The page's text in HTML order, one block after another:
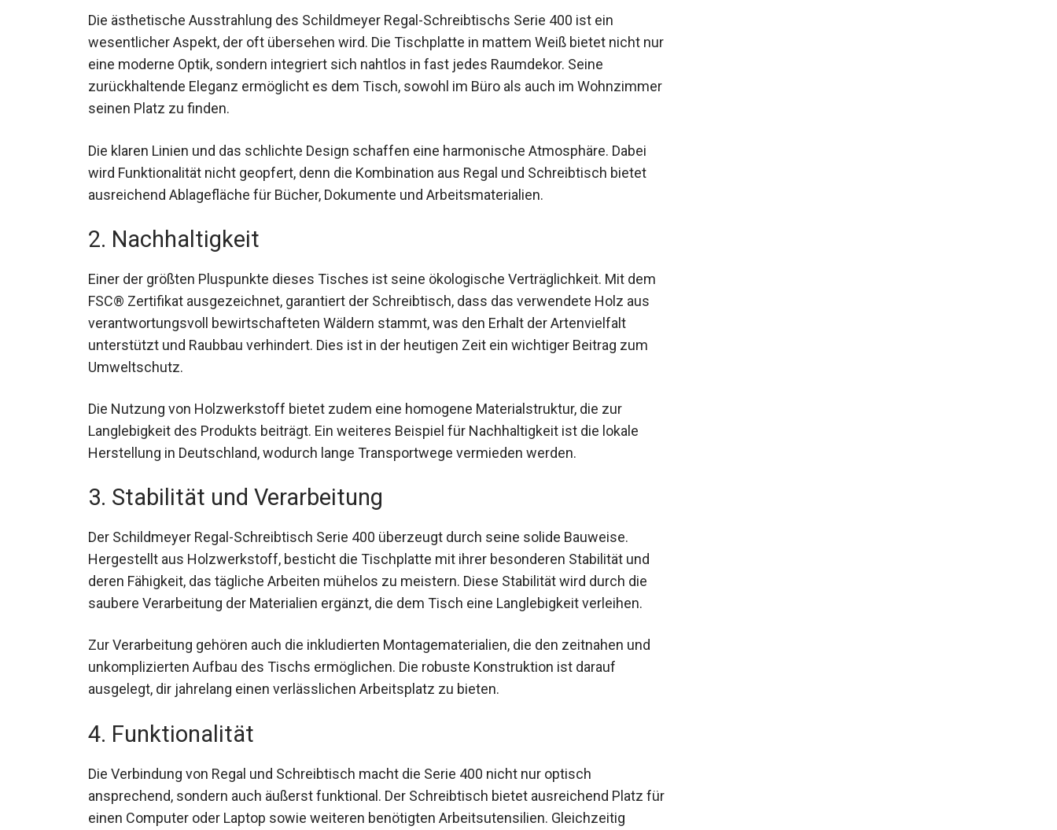
Die ästhetische Ausstrahlung des Schildmeyer Regal-Schreibtischs Serie 400 ist ein
wesentlicher Aspekt, der oft übersehen wird. Die Tischplatte in mattem Weiß bietet nicht nur
eine moderne Optik, sondern integriert sich nahtlos in fast jedes Raumdekor. Seine
zurückhaltende Eleganz ermöglicht es dem Tisch, sowohl im Büro als auch im Wohnzimmer
seinen Platz zu finden.
Die klaren Linien und das schlichte Design schaffen eine harmonische Atmosphäre. Dabei
wird Funktionalität nicht geopfert, denn die Kombination aus Regal und Schreibtisch bietet
ausreichend Ablagefläche für Bücher, Dokumente und Arbeitsmaterialien.
2. Nachhaltigkeit
Einer der größten Pluspunkte dieses Tisches ist seine ökologische Verträglichkeit. Mit dem
FSC® Zertifikat ausgezeichnet, garantiert der Schreibtisch, dass das verwendete Holz aus
verantwortungsvoll bewirtschafteten Wäldern stammt, was den Erhalt der Artenvielfalt
unterstützt und Raubbau verhindert. Dies ist in der heutigen Zeit ein wichtiger Beitrag zum
Umweltschutz.
Die Nutzung von Holzwerkstoff bietet zudem eine homogene Materialstruktur, die zur
Langlebigkeit des Produkts beiträgt. Ein weiteres Beispiel für Nachhaltigkeit ist die lokale
Herstellung in Deutschland, wodurch lange Transportwege vermieden werden.
3. Stabilität und Verarbeitung
Der Schildmeyer Regal-Schreibtisch Serie 400 überzeugt durch seine solide Bauweise.
Hergestellt aus Holzwerkstoff, besticht die Tischplatte mit ihrer besonderen Stabilität und
deren Fähigkeit, das tägliche Arbeiten mühelos zu meistern. Diese Stabilität wird durch die
saubere Verarbeitung der Materialien ergänzt, die dem Tisch eine Langlebigkeit verleihen.
Zur Verarbeitung gehören auch die inkludierten Montagematerialien, die den zeitnahen und
unkomplizierten Aufbau des Tischs ermöglichen. Die robuste Konstruktion ist darauf
ausgelegt, dir jahrelang einen verlässlichen Arbeitsplatz zu bieten.
4. Funktionalität
Die Verbindung von Regal und Schreibtisch macht die Serie 400 nicht nur optisch
ansprechend, sondern auch äußerst funktional. Der Schreibtisch bietet ausreichend Platz für
einen Computer oder Laptop sowie weiteren benötigten Arbeitsutensilien. Gleichzeitig